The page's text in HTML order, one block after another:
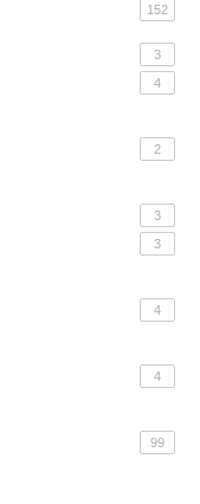
152
3
4
2
3
3
4
4
99